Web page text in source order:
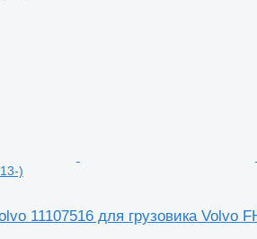
)
11107516 для грузовика Volvo